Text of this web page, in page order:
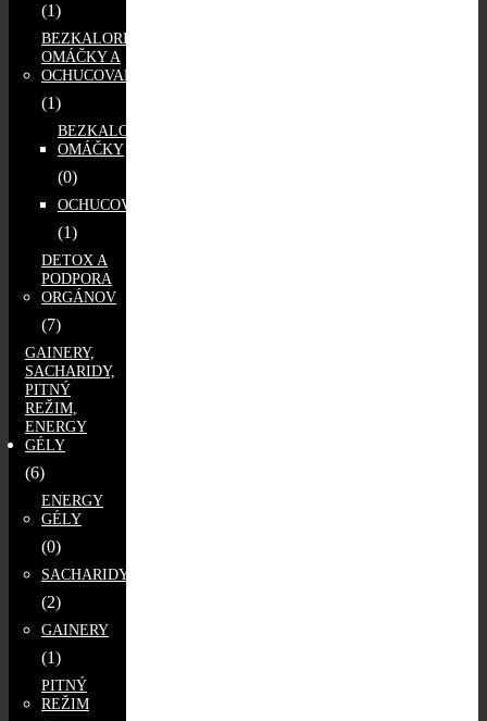
(1)
BEZKALORICKÉ
OMÁČKY A
OCHUCOVADLÁ
(1)
BEZKALORICKÉ
OMÁČKY
(0)
OCHUCOVADLÁ
(1)
DETOX A
PODPORA
ORGÁNOV
(7)
GAINERY,
SACHARIDY,
PITNÝ
REŽIM,
ENERGY
GÉLY
(6)
ENERGY
GÉLY
(0)
SACHARIDY
(2)
GAINERY
(1)
PITNÝ
REŽIM